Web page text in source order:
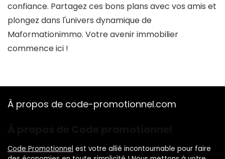
confiance. Partagez ces bons plans avec vos amis et
plongez dans l'univers dynamique de
Maformationimmo. Votre avenir immobilier
commence ici !
À propos de code-promotionnel.com
Code Promotionnel est votre allié incontournable pour faire